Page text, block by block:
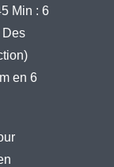
Min : 6
Des
en 6